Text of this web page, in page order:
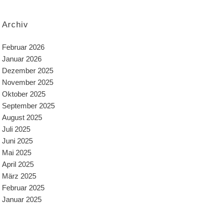
Archiv
Februar 2026
Januar 2026
Dezember 2025
November 2025
Oktober 2025
September 2025
August 2025
Juli 2025
Juni 2025
Mai 2025
April 2025
März 2025
Februar 2025
Januar 2025